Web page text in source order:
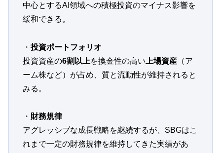
中心とするAI領域への積極投資のマイナス影響を
緩和できる。
・投資ポートフォリオ
投資資産の6割以上を換金性の高い 上場資産（ア
ーム株など）が占め、質と流動性が維持されると
みる。
・ 財務規律
アグレッシブな成長戦略を継続するが、SBGはこ
れまで一定の財務規律を維持してきた実績があ